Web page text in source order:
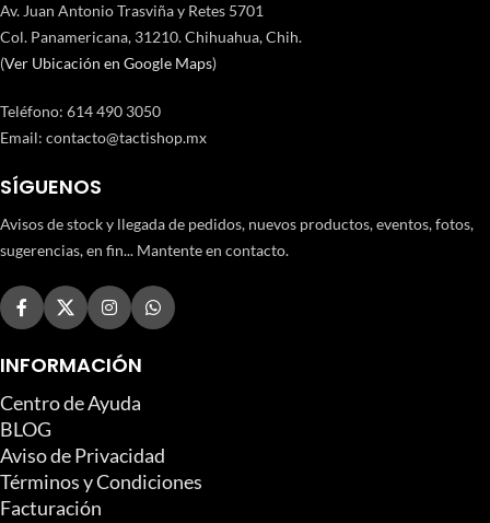
Av. Juan Antonio Trasviña y Retes 5701
Col. Panamericana, 31210. Chihuahua, Chih.
(Ver Ubicación en Google Maps)
Teléfono: 614 490 3050
Email: contacto@tactishop.mx
SÍGUENOS
Avisos de stock y llegada de pedidos, nuevos productos, eventos, fotos,
sugerencias, en fin... Mantente en contacto.
INFORMACIÓN
Centro de Ayuda
BLOG
Aviso de Privacidad
Términos y Condiciones
Facturación